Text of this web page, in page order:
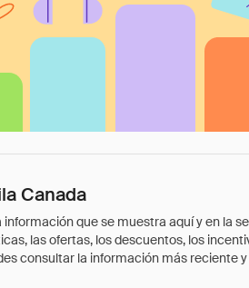
Canada
que se muestra aquí y en la
las ofertas, los descuentos, los
consultar la información más reciente